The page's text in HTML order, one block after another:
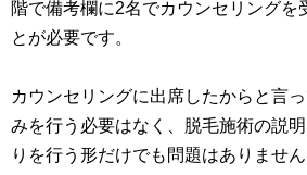
階で備考欄に2名でカウンセリングを
とが必要です。
カウンセリングに出席したからと言
みを行う必要はなく、脱毛施術の説
りを行う形だけでも問題はありませ